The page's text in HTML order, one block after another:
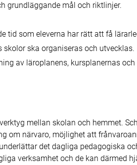
grundläggande mål och riktlinjer.
tid som eleverna har rätt att få
ska organiseras och utvecklas.
av läroplanens, kursplanernas
mellan skolan och hemmet.
om närvaro, möjlighet att
det dagliga pedagogiska
verksamhet och de kan därmed